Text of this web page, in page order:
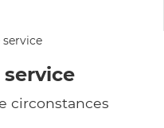
circonstances